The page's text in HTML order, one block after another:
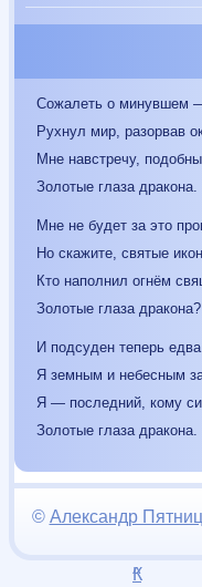
Сожалеть о минувшем
Рухнул мир, разорвав
Мне навстречу,
Золотые глаза дракона.
Мне не будет за это
Но скажите, святые
Кто наполнил огнём
Золотые глаза дракона?
И подсуден теперь
Я земным и небесным
Я — последний, кому
Золотые глаза дракона.
К
^
© Александр